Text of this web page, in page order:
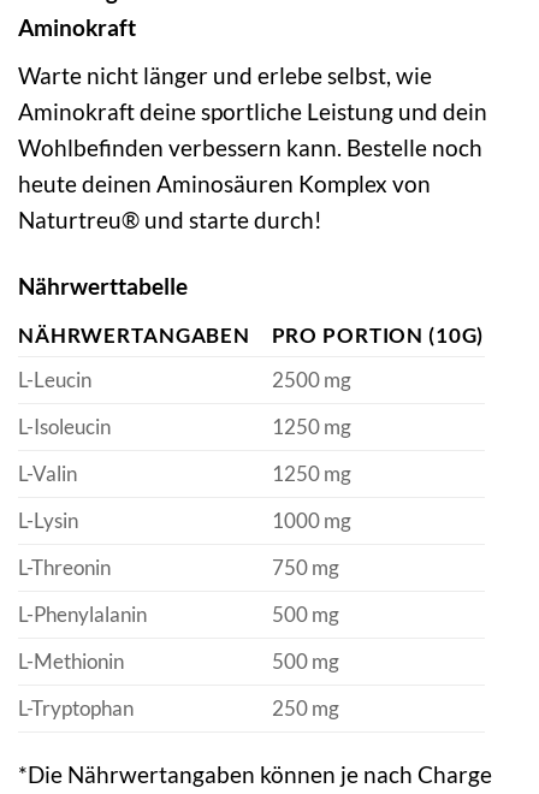
Aminokraft
Warte nicht länger und erlebe selbst, wie
Aminokraft deine sportliche Leistung und dein
Wohlbefinden verbessern kann. Bestelle noch
heute deinen Aminosäuren Komplex von
Naturtreu® und starte durch!
Nährwerttabelle
NÄHRWERTANGABEN
PRO PORTION (10G)
L-Leucin
2500 mg
L-Isoleucin
1250 mg
L-Valin
1250 mg
L-Lysin
1000 mg
L-Threonin
750 mg
L-Phenylalanin
500 mg
L-Methionin
500 mg
L-Tryptophan
250 mg
*Die Nährwertangaben können je nach Charge